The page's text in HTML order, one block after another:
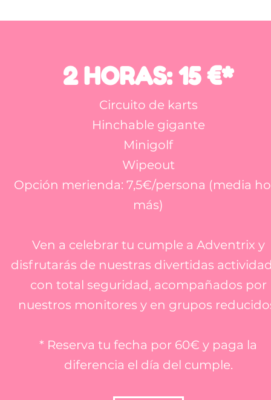
2 HORAS: 15 €*
Circuito de karts
Hinchable gigante
Minigolf
Wipeout
Opción merienda: 7,5€/persona (media
más)
Ven a celebrar tu cumple a Adventrix y
disfrutarás de nuestras divertidas
con total seguridad, acompañados por
nuestros monitores y en grupos
* Reserva tu fecha por 60€ y paga la
diferencia el día del cumple.